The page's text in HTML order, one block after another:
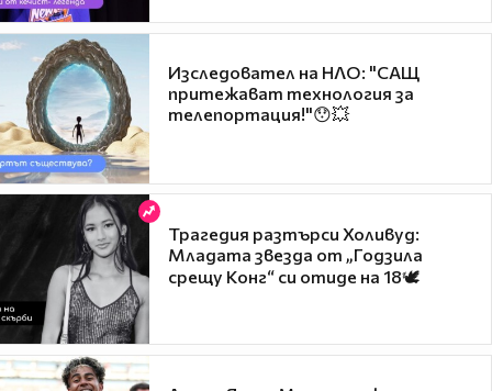
Изследовател на НЛО: "САЩ
притежават технология за
телепортация!"😯💥
Трагедия разтърси Холивуд:
Младата звезда от „Годзила
срещу Конг“ си отиде на 18🕊️